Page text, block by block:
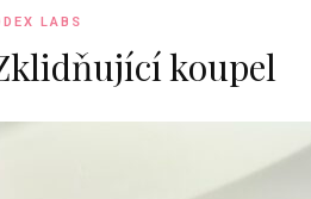
LABS
koupel